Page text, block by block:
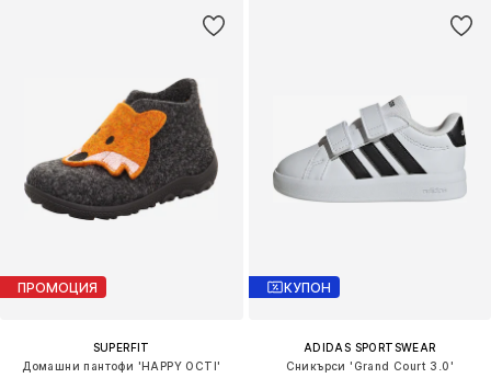
ПРОМОЦИЯ
SUPERFIT
Домашни пантофи 'HAPPY OCTI'
КУПОН
ADIDAS SPORTSWEAR
Сникърси 'Grand Court 3.0'